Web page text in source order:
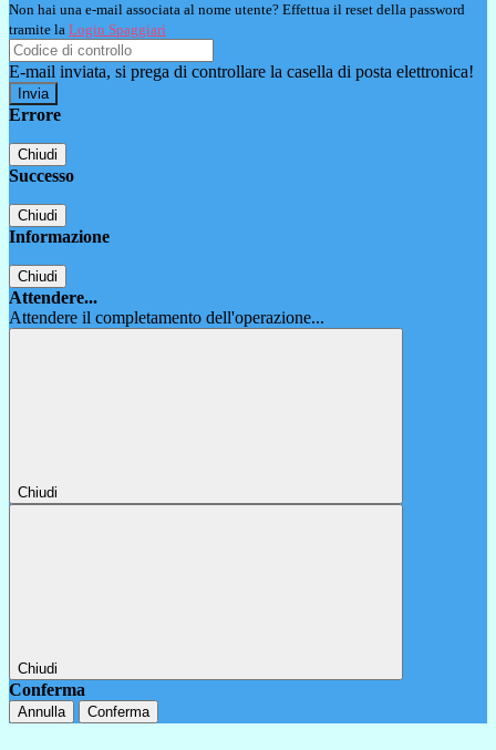
Non hai una e-mail associata al nome utente? Effettua il reset della password
tramite la Login Spaggiari
E-mail inviata, si prega di controllare la casella di posta elettronica!
Errore
Chiudi
Successo
Chiudi
Informazione
Chiudi
Attendere...
Attendere il completamento dell'operazione...
Chiudi
Chiudi
Conferma
Annulla Conferma